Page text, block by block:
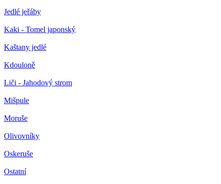
Jedlé jeřáby
Kaki - Tomel japonský
Kaštany jedlé
Kdouloně
Liči - Jahodový strom
Mišpule
Moruše
Olivovníky
Oskeruše
Ostatní